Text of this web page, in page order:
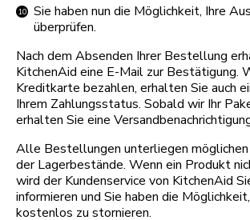
Sie haben nun die Möglichkeit, Ihre
überprüfen.
Nach dem Absenden Ihrer Bestellung
KitchenAid eine E-Mail zur Bestätigung.
Kreditkarte bezahlen, erhalten Sie auch
Ihrem Zahlungsstatus. Sobald wir Ihr
erhalten Sie eine
Alle Bestellungen unterliegen möglichen
der Lagerbestände. Wenn ein Produkt
wird der Kundenservice von KitchenAid
informieren und Sie haben die
kostenlos zu stornieren.